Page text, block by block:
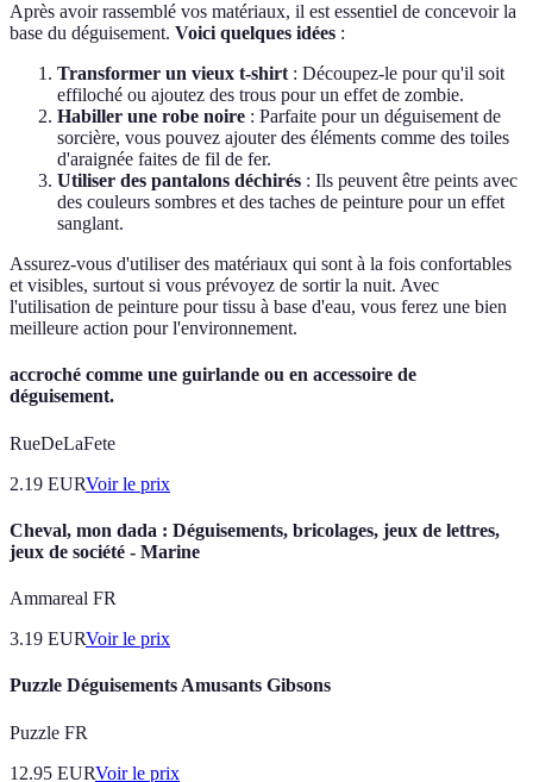
Après avoir rassemblé vos matériaux, il est essentiel de concevoir la
base du déguisement. Voici quelques idées :
Transformer un vieux t-shirt : Découpez-le pour qu'il soit
effiloché ou ajoutez des trous pour un effet de zombie.
Habiller une robe noire : Parfaite pour un déguisement de
sorcière, vous pouvez ajouter des éléments comme des toiles
d'araignée faites de fil de fer.
Utiliser des pantalons déchirés : Ils peuvent être peints avec
des couleurs sombres et des taches de peinture pour un effet
sanglant.
Assurez-vous d'utiliser des matériaux qui sont à la fois confortables
et visibles, surtout si vous prévoyez de sortir la nuit. Avec
l'utilisation de peinture pour tissu à base d'eau, vous ferez une bien
meilleure action pour l'environnement.
accroché comme une guirlande ou en accessoire de
déguisement.
RueDeLaFete
2.19 EURVoir le prix
Cheval, mon dada : Déguisements, bricolages, jeux de lettres,
jeux de société - Marine
Ammareal FR
3.19 EURVoir le prix
Puzzle Déguisements Amusants Gibsons
Puzzle FR
12.95 EURVoir le prix